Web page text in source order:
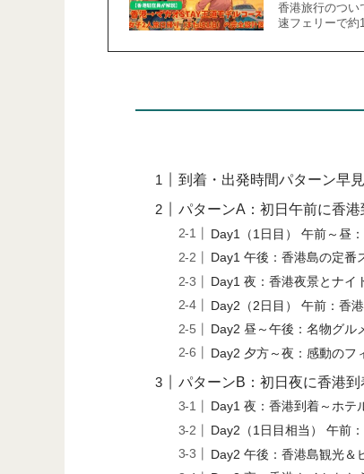
香港旅行のつい
速フェリーで
到着・出発時間パターン早
パターンA：初日午前に香
Day1（1日目） 午前～昼
Day1 午後：香港島の定番
Day1 夜：香港夜景とナイ
Day2（2日目） 午前：香
Day2 昼～午後：名物グル
Day2 夕方～夜：感動のフ
パターンB：初日夜に香港
Day1 夜：香港到着～ホテ
Day2（1日目相当） 午前
Day2 午後：香港島観光＆